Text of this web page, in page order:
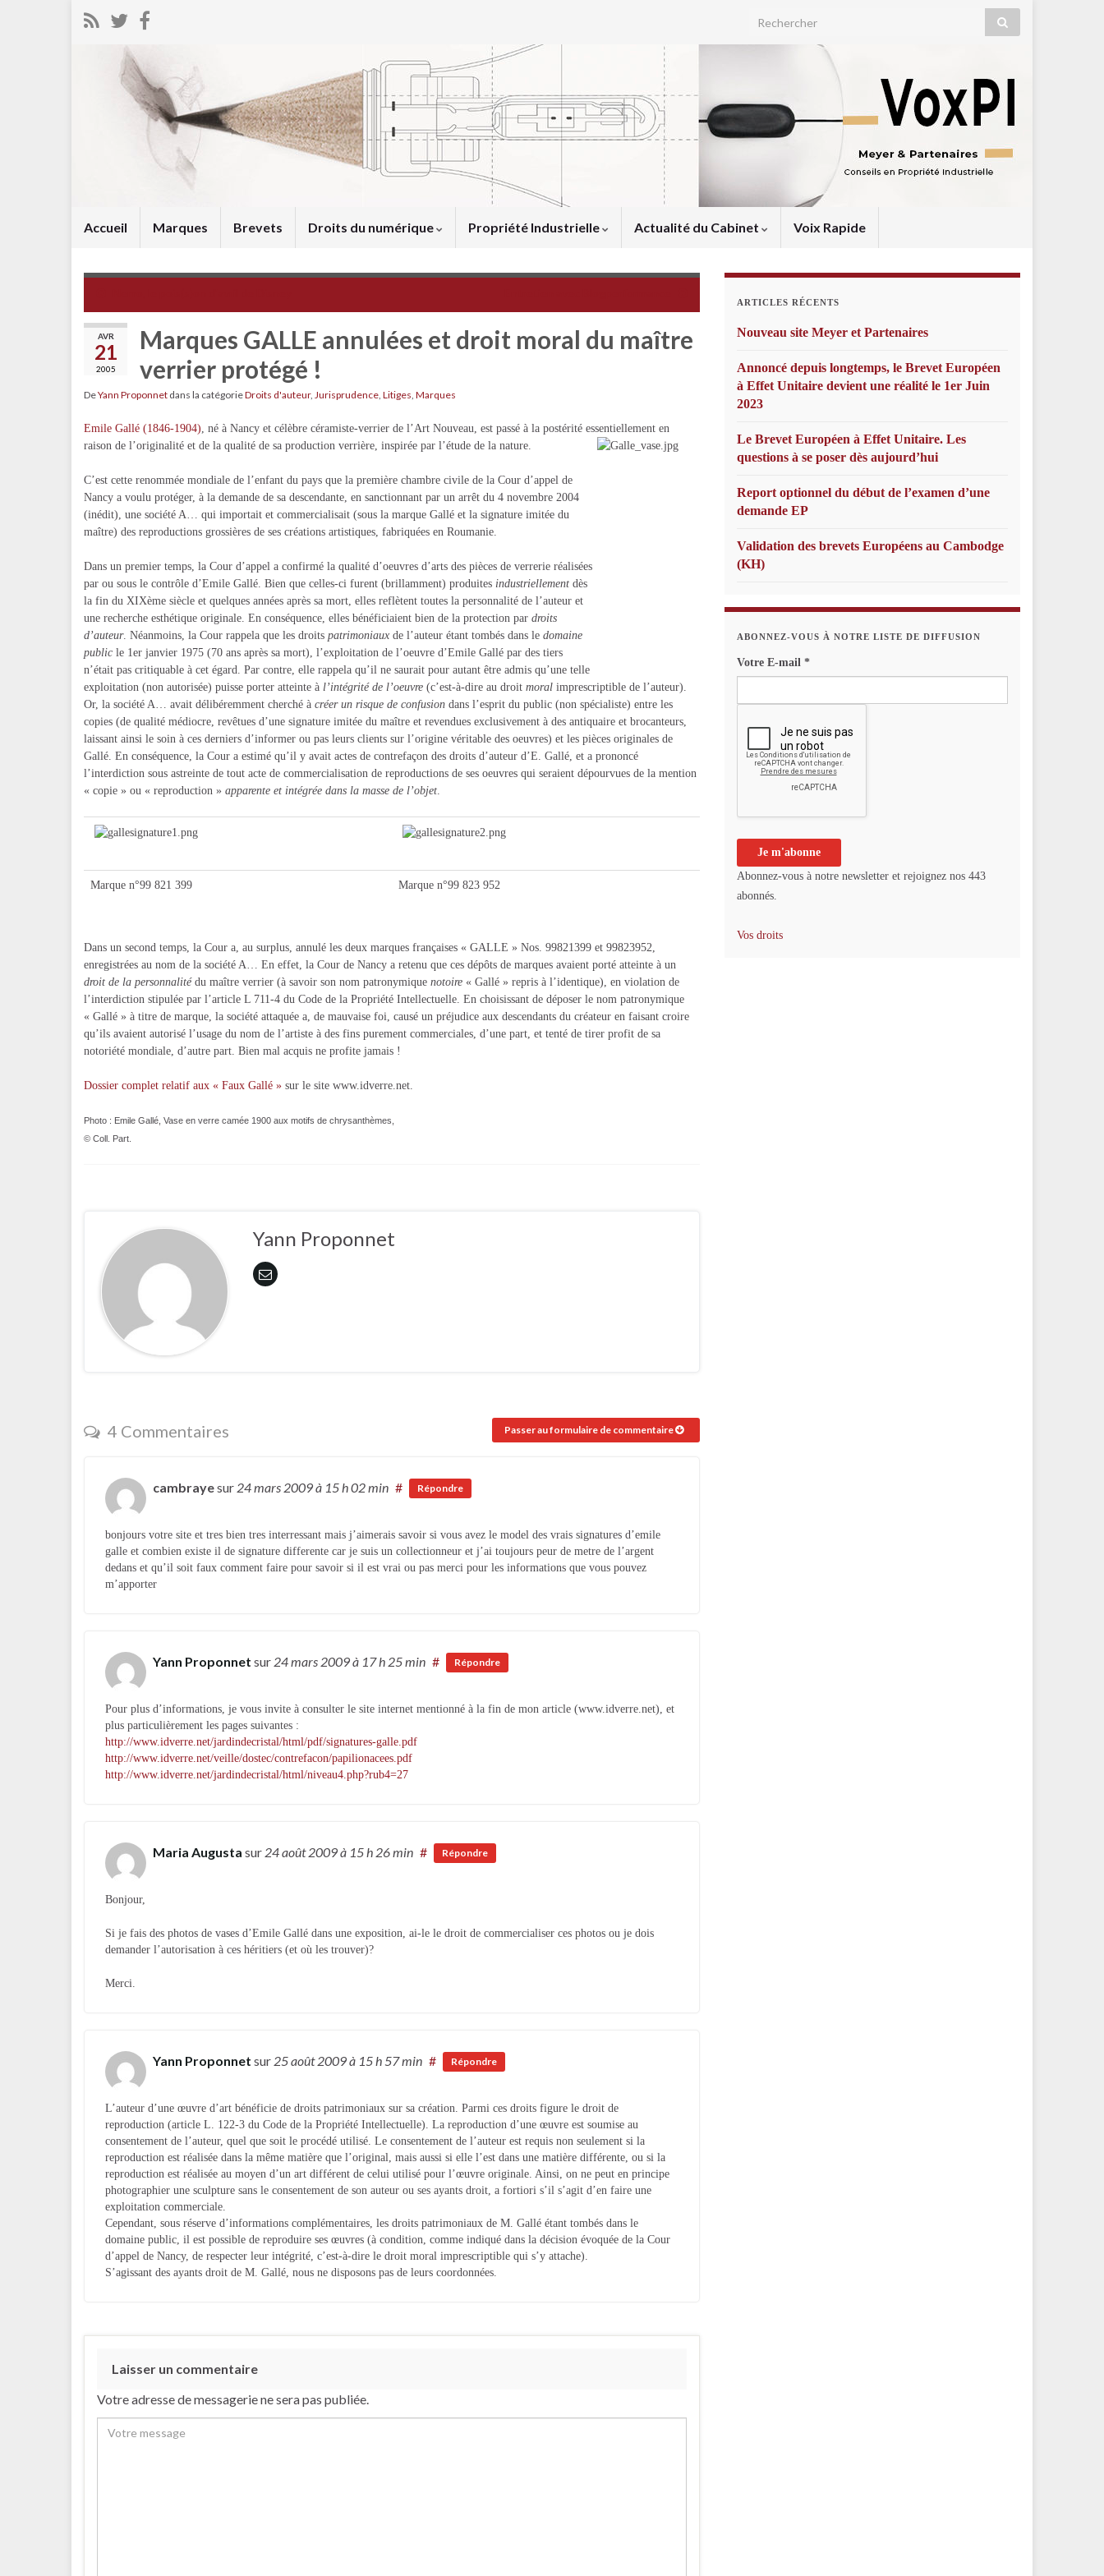
Search for:
Accueil Marques Brevets Droits du numérique Propriété Industrielle Actualité du Cabinet Voix Rapide
AVR
21
2005
Marques GALLE annulées et droit moral du maître
verrier protégé !
DeYann Proponnet dans la catégorieDroits d'auteur, Jurisprudence, Litiges, Marques
Emile Gallé (1846-1904), né à Nancy et célèbre céramiste-verrier de l’Art Nouveau, est passé à la postérité essentiellement en
raison de l’originalité et de la qualité de sa production verrière, inspirée par l’étude de la nature.
C’est cette renommée mondiale de l’enfant du pays que la première chambre civile de la Cour d’appel de
Nancy a voulu protéger, à la demande de sa descendante, en sanctionnant par un arrêt du 4 novembre 2004
(inédit), une société A… qui importait et commercialisait (sous la marque Gallé et la signature imitée du
maître) des reproductions grossières de ses créations artistiques, fabriquées en Roumanie.
Dans un premier temps, la Cour d’appel a confirmé la qualité d’oeuvres d’arts des pièces de verrerie réalisées
par ou sous le contrôle d’Emile Gallé. Bien que celles-ci furent (brillamment) produites industriellement dès
la fin du XIXème siècle et quelques années après sa mort, elles reflètent toutes la personnalité de l’auteur et
une recherche esthétique originale. En conséquence, elles bénéficiaient bien de la protection par droits
d’auteur. Néanmoins, la Cour rappela que les droits patrimoniaux de l’auteur étant tombés dans le domaine
public le 1er janvier 1975 (70 ans après sa mort), l’exploitation de l’oeuvre d’Emile Gallé par des tiers
n’était pas critiquable à cet égard. Par contre, elle rappela qu’il ne saurait pour autant être admis qu’une telle
exploitation (non autorisée) puisse porter atteinte à l’intégrité de l’oeuvre (c’est-à-dire au droit moral imprescriptible de l’auteur).
Or, la société A… avait délibéremment cherché à créer un risque de confusion dans l’esprit du public (non spécialiste) entre les
copies (de qualité médiocre, revêtues d’une signature imitée du maître et revendues exclusivement à des antiquaire et brocanteurs,
laissant ainsi le soin à ces derniers d’informer ou pas leurs clients sur l’origine véritable des oeuvres) et les pièces originales de
Gallé. En conséquence, la Cour a estimé qu’il y avait actes de contrefaçon des droits d’auteur d’E. Gallé, et a prononcé
l’interdiction sous astreinte de tout acte de commercialisation de reproductions de ses oeuvres qui seraient dépourvues de la mention
« copie » ou « reproduction » apparente et intégrée dans la masse de l’objet.
Marque n°99 821 399 Marque n°99 823 952
Dans un second temps, la Cour a, au surplus, annulé les deux marques françaises « GALLE » Nos. 99821399 et 99823952,
enregistrées au nom de la société A… En effet, la Cour de Nancy a retenu que ces dépôts de marques avaient porté atteinte à un
droit de la personnalitédu maître verrier (à savoir son nom patronymique notoire « Gallé » repris à l’identique), en violation de
l’interdiction stipulée par l’article L 711-4 du Code de la Propriété Intellectuelle. En choisissant de déposer le nom patronymique
« Gallé » à titre de marque, la société attaquée a, de mauvaise foi, causé un préjudice aux descendants du créateur en faisant croire
qu’ils avaient autorisé l’usage du nom de l’artiste à des fins purement commerciales, d’une part, et tenté de tirer profit de sa
notoriété mondiale, d’autre part. Bien mal acquis ne profite jamais !
Dossier complet relatif aux « Faux Gallé » sur le site www.idverre.net.
Photo : Emile Gallé, Vase en verre camée 1900 aux motifs de chrysanthèmes,
© Coll. Part.
Yann Proponnet
4 Commentaires Passer au formulaire de commentaire
cambrayesur 24 mars 2009à 15 h 02 min # Répondre
bonjours votre site et tres bien tres interressant mais j’aimerais savoir si vous avez le model des vrais signatures d’emile
galle et combien existe il de signature differente car je suis un collectionneur et j’ai toujours peur de metre de l’argent
dedans et qu’il soit faux comment faire pour savoir si il est vrai ou pas merci pour les informations que vous pouvez
m’apporter
Yann Proponnet sur 24 mars 2009à 17 h 25 min # Répondre
Pour plus d’informations, je vous invite à consulter le site internet mentionné à la fin de mon article (www.idverre.net), et
plus particulièrement les pages suivantes :
http://www.idverre.net/jardindecristal/html/pdf/signatures-galle.pdf
http://www.idverre.net/veille/dostec/contrefacon/papilionacees.pdf
http://www.idverre.net/jardindecristal/html/niveau4.php?rub4=27
Maria Augusta sur 24 août 2009à 15 h 26 min # Répondre
Bonjour,
Si je fais des photos de vases d’Emile Gallé dans une exposition, ai-le le droit de commercialiser ces photos ou je dois
demander l’autorisation à ces héritiers (et où les trouver)?
Merci.
Yann Proponnet sur 25 août 2009à 15 h 57 min # Répondre
L’auteur d’une œuvre d’art bénéficie de droits patrimoniaux sur sa création. Parmi ces droits figure le droit de
reproduction (article L. 122-3 du Code de la Propriété Intellectuelle). La reproduction d’une œuvre est soumise au
consentement de l’auteur, quel que soit le procédé utilisé. Le consentement de l’auteur est requis non seulement si la
reproduction est réalisée dans la même matière que l’original, mais aussi si elle l’est dans une matière différente, ou si la
reproduction est réalisée au moyen d’un art différent de celui utilisé pour l’œuvre originale. Ainsi, on ne peut en principe
photographier une sculpture sans le consentement de son auteur ou ses ayants droit, a fortiori s’il s’agit d’en faire une
exploitation commerciale.
Cependant, sous réserve d’informations complémentaires, les droits patrimoniaux de M. Gallé étant tombés dans le
domaine public, il est possible de reproduire ses œuvres (à condition, comme indiqué dans la décision évoquée de la Cour
d’appel de Nancy, de respecter leur intégrité, c’est-à-dire le droit moral imprescriptible qui s’y attache).
S’agissant des ayants droit de M. Gallé, nous ne disposons pas de leurs coordonnées.
Laisser un commentaire
Votre adresse de messagerie ne sera pas publiée.
ARTICLES RÉCENTS
Nouveau site Meyer et Partenaires
Annoncé depuis longtemps, le Brevet Européen
à Effet Unitaire devient une réalité le 1er Juin
2023
Le Brevet Européen à Effet Unitaire. Les
questions à se poser dès aujourd’hui
Report optionnel du début de l’examen d’une
demande EP
Validation des brevets Européens au Cambodge
(KH)
ABONNEZ-VOUS À NOTRE LISTE DE DIFFUSION
Votre E-mail *
Abonnez-vous à notre newsletter et rejoignez nos 443
abonnés.
Vos droits